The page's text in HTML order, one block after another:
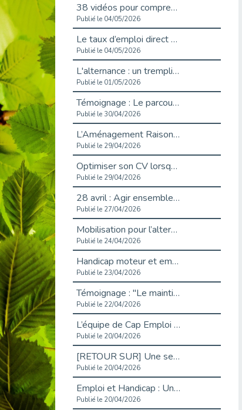
38 vidéos pour comprendre et agir durablement
Publié le 04/05/2026
Le taux d’emploi direct dans la fonction publique dépasse 6 % en 2025
Publié le 04/05/2026
L'alternance : un tremplin vers l'emploi aussi pour les personnes en situation de handicap
Publié le 01/05/2026
Témoignage : Le parcours de Marc, 44 ans
Publié le 30/04/2026
L’Aménagement Raisonnable : Un Levier pour l’Équité
Publié le 29/04/2026
Optimiser son CV lorsqu’on est en situation de handicap
Publié le 29/04/2026
28 avril : Agir ensemble pour une culture de prévention au travail
Publié le 27/04/2026
Mobilisation pour l’alternance et le handicap
Publié le 24/04/2026
Handicap moteur et emploi : réussir ses recrutements vidéo
Publié le 23/04/2026
Témoignage : "Le maintien en emploi est un investissement, pas une contrainte."
Publié le 22/04/2026
L’équipe de Cap Emploi 92 s’agrandit : Bienvenue à Charmila, Khoudia et Fadila !
Publié le 20/04/2026
[RETOUR SUR] Une session de recrutement inclusive réussie à Asnières !
Publié le 20/04/2026
Emploi et Handicap : Une alliance de style entre Cap Emploi 92 et La Cravate Solidaire
Publié le 20/04/2026